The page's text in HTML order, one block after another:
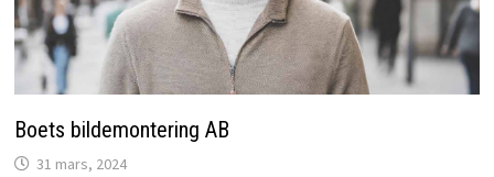
Boets bildemontering AB
31 mars, 2024